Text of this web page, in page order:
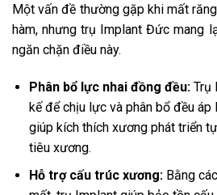
Một vấn đề thường gặp khi mất
hàm, nhưng trụ Implant Đức mang
ngăn chặn điều này.
Phân bổ lực nhai đồng đều:Trụ
kế để chịu lực và phân bổ đều áp
giúp kích thích xương phát triển
tiêu xương.
Hỗ trợ cấu trúc xương:Bằng